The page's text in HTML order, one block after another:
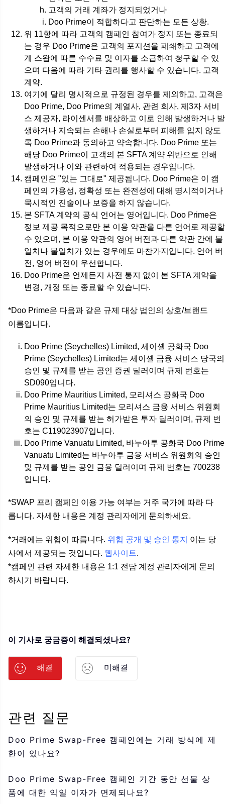
고객의 거래 계좌가 정지되었거나
Doo Prime이 적합하다고 판단하는 모든 상황.
위 11항에 따라 고객의 캠페인 참여가 정지 또는 종료되
는 경우 Doo Prime은 고객의 포지션을 폐쇄하고 고객에
게 스왑에 따른 수수료 및 이자를 소급하여 청구할 수 있
으며 다음에 따라 기타 권리를 행사할 수 있습니다. 고객
계약.
여기에 달리 명시적으로 규정된 경우를 제외하고, 고객은
Doo Prime, Doo Prime의 계열사, 관련 회사, 제3자 서비
스 제공자, 라이센서를 배상하고 이로 인해 발생하거나 발
생하거나 지속되는 손해나 손실로부터 피해를 입지 않도
록 Doo Prime과 동의하고 약속합니다. Doo Prime 또는
해당 Doo Prime이 고객의 본 SFTA 계약 위반으로 인해
발생하거나 이와 관련하여 적용되는 경우입니다.
캠페인은 "있는 그대로" 제공됩니다. Doo Prime은 이 캠
페인의 가용성, 정확성 또는 완전성에 대해 명시적이거나
묵시적인 진술이나 보증을 하지 않습니다.
본 SFTA 계약의 공식 언어는 영어입니다. Doo Prime은
정보 제공 목적으로만 본 이용 약관을 다른 언어로 제공할
수 있으며, 본 이용 약관의 영어 버전과 다른 약관 간에 불
일치나 불일치가 있는 경우에도 마찬가지입니다. 언어 버
전, 영어 버전이 우선합니다.
Doo Prime은 언제든지 사전 통지 없이 본 SFTA 계약을
변경, 개정 또는 종료할 수 있습니다.
*Doo Prime은 다음과 같은 규제 대상 법인의 상호/브랜드
이름입니다.
Doo Prime (Seychelles) Limited, 세이셸 공화국 Doo
Prime (Seychelles) Limited는 세이셸 금융 서비스 당국의
승인 및 규제를 받는 공인 증권 딜러이며 규제 번호는
SD090입니다.
Doo Prime Mauritius Limited, 모리셔스 공화국 Doo
Prime Mauritius Limited는 모리셔스 금융 서비스 위원회
의 승인 및 규제를 받는 허가받은 투자 딜러이며, 규제 번
호는 C119023907입니다.
Doo Prime Vanuatu Limited, 바누아투 공화국 Doo Prime
Vanuatu Limited는 바누아투 금융 서비스 위원회의 승인
및 규제를 받는 공인 금융 딜러이며 규제 번호는 700238
입니다.
*SWAP 프리 캠페인 이용 가능 여부는 거주 국가에 따라 다
릅니다. 자세한 내용은 계정 관리자에게 문의하세요.
*거래에는 위험이 따릅니다. 위험 공개 및 승인 통지
이는 당
사에서 제공되는 것입니다. 웹사이트.
*캠페인 관련 자세한 내용은 1:1 전담 계정 관리자에게 문의
하시기 바랍니다.
이 기사로 궁금증이 해결되셨나요?
해결 미해결
관련 질문
Doo Prime Swap-Free 캠페인에는 거래 방식에 제
한이 있나요?
Doo Prime Swap-Free 캠페인 기간 동안 선물 상
품에 대한 익일 이자가 면제되나요?